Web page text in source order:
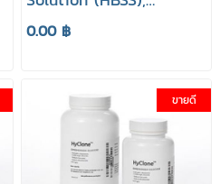
without Calcium,
Magnesium, with
0.00 ฿
ขายดี